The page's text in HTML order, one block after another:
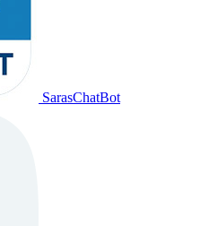
SarasChatBot